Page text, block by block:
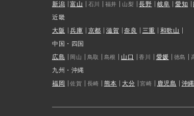
新潟
富山 石川 福井 山梨 長野 岐阜 愛知
近畿
大阪
兵庫 京都 滋賀 奈良 三重
和歌山
中国・四国
広島
岡山 鳥取 島根 山口 香川 愛媛 徳島
九州・沖縄
福岡
佐賀 長崎 熊本 大分 宮崎 鹿児島 沖縄